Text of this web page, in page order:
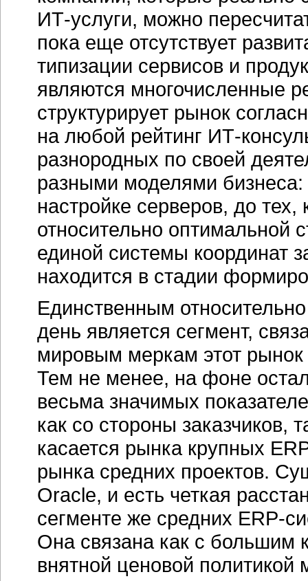
ИТ-услуги, можно
пока еще отсутствует
типизации сервисов и
являются многочисленные
структурирует рынок
на любой рейтинг ИТ-
разнородных по своей
разными моделями бизнеса:
настройке серверов, до тех,
относительно оптимальной
единой системы координат
находится в стадии
Единственным
день является сегмент,
мировым меркам этот
Тем не менее, на фоне
весьма значимых
как со стороны заказчиков,
касается рынка крупных
рынка средних проектов.
Oracle, и есть четкая
сегменте же средних ERP-
Она связана как с большим
внятной ценовой